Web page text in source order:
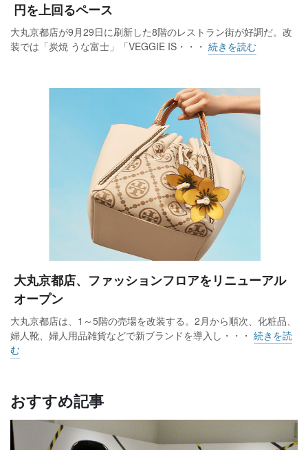
円を上回るペース
大丸京都店が9月29日に刷新した8階のレストラン街が好調だ。改
装では「炭焼 うな富士」「VEGGIE IS・・・ 続きを読む
大丸京都店、ファッションフロアをリニューアル
オープン
大丸京都店は、1～5階の売場を改装する。2月から順次、化粧品、
婦人靴、婦人用品雑貨などで新ブランドを導入し・・・ 続きを読
む
おすすめ記事